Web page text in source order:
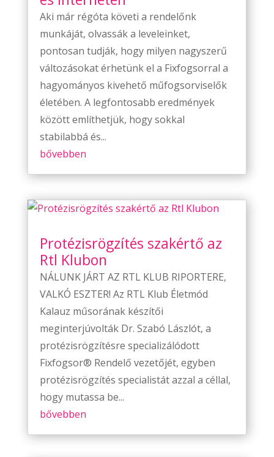
Aki már régóta követi a rendelőnk
munkáját, olvassák a leveleinket,
pontosan tudják, hogy milyen nagyszerű
változásokat érhetünk el a Fixfogsorral a
hagyományos kivehető műfogsorviselők
életében. A legfontosabb eredmények
között említhetjük, hogy sokkal
stabilabbá és...
bővebben
Protézisrögzítés szakértő az
Rtl Klubon
NÁLUNK JÁRT AZ RTL KLUB RIPORTERE,
VALKÓ ESZTER! Az RTL Klub Életmód
Kalauz műsorának készítői
meginterjúvolták Dr. Szabó Lászlót, a
protézisrögzítésre specializálódott
Fixfogsor® Rendelő vezetőjét, egyben
protézisrögzítés specialistát azzal a céllal,
hogy mutassa be...
bővebben